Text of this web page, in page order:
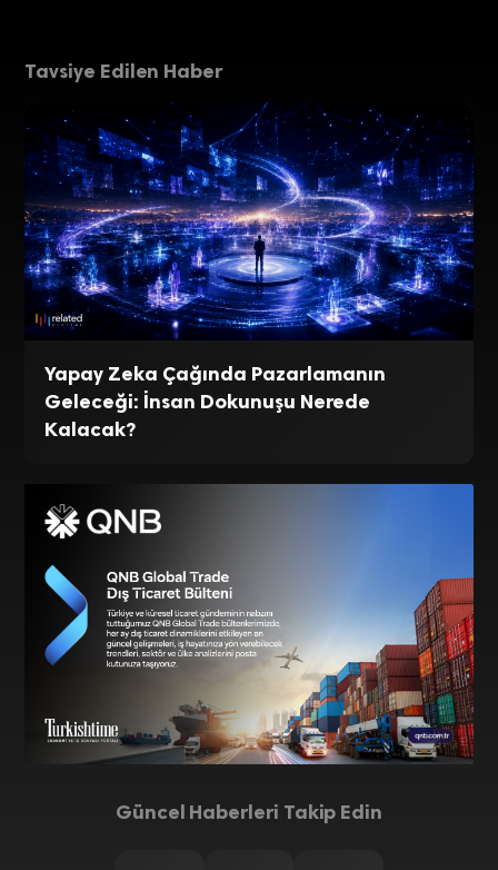
Tavsiye Edilen Haber
Yapay Zeka Çağında Pazarlamanın
Geleceği: İnsan Dokunuşu Nerede
Kalacak?
Güncel Haberleri Takip Edin